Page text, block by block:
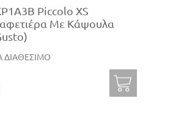
Piccolο XS
Με Κάψουλα
ΔΙΑΘΕΣΙΜΟ